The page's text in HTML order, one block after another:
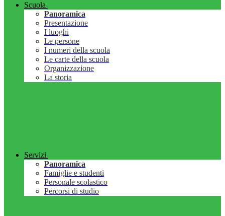
Scuola
Panoramica
Presentazione
I luoghi
Le persone
I numeri della scuola
Le carte della scuola
Organizzazione
La storia
Servizi
Panoramica
Famiglie e studenti
Personale scolastico
Percorsi di studio